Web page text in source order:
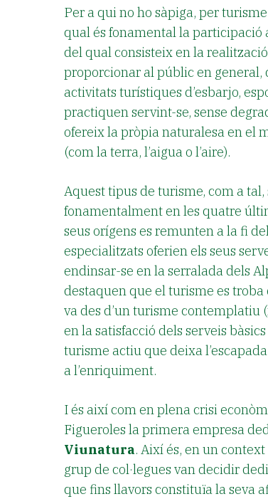
Per a qui no ho sàpiga, per
qual és fonamental la participació
del qual consisteix en la
proporcionar al públic en general,
activitats turístiques d’esbarjo,
practiquen servint-se, sense
ofereix la pròpia naturalesa en el
(com la terra, l’aigua o l’aire).
Aquest tipus de turisme, com a tal,
fonamentalment en les quatre
seus orígens es remunten a la fi
especialitzats oferien els seus
endinsar-se en la serralada dels
destaquen que el turisme es
va des d’un turisme contemplatiu
en la satisfacció dels serveis
turisme actiu que deixa
a l’enriquiment.
I és així com en plena crisi
Figueroles la primera empresa
Viunatura. Així és, en un
grup de col·legues van decidir
que fins llavors constituïa la seva